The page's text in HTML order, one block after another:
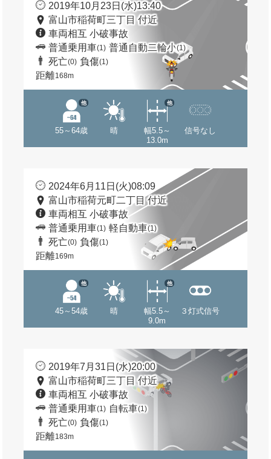
2019年10月23日(水)13:40
富山市稲荷町三丁目 付近
車両相互 小破事故
普通乗用車(1) 普通自動二輪小(1)
死亡(0) 負傷(1)
距離168m
55～64歳
他
晴
幅5.5～
13.0m
他
信号なし
2024年6月11日(火)08:09
富山市稲荷元町二丁目 付近
車両相互 小破事故
普通乗用車(1) 軽自動車(1)
死亡(0) 負傷(1)
距離169m
45～54歳
他
晴
幅5.5～
9.0m
他
３灯式信号
2019年7月31日(水)20:00
富山市稲荷町三丁目 付近
車両相互 小破事故
普通乗用車(1) 自転車(1)
死亡(0) 負傷(1)
距離183m